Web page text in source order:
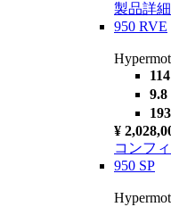
製品詳細
950 RVE
¥
コンフ
950 SP